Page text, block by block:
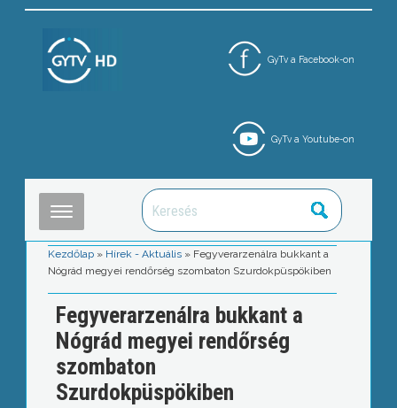
GyTv a Facebook-on
GyTv a Youtube-on
Kezdőlap » Hírek - Aktuális » Fegyverarzenálra bukkant a
Nógrád megyei rendőrség szombaton Szurdokpüspökiben
Fegyverarzenálra bukkant a
Nógrád megyei rendőrség
szombaton
Szurdokpüspökiben